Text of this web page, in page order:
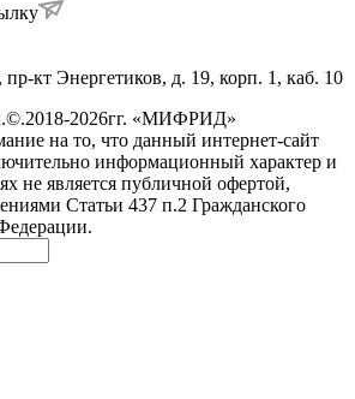
пр-кт Энергетиков, д. 19, корп. 1, каб. 10
2026гг. «МИФРИД»
на то, что данный интернет-сайт
информационный характер и
не является публичной офертой,
Статьи 437 п.2 Гражданского